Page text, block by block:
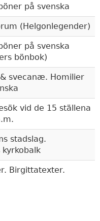
på svenska
(Helgonlegender)
på svenska
bönbok)
svecanæ. Homilier
vid de 15 ställena
stadslag.
kyrkobalk
Birgittatexter.